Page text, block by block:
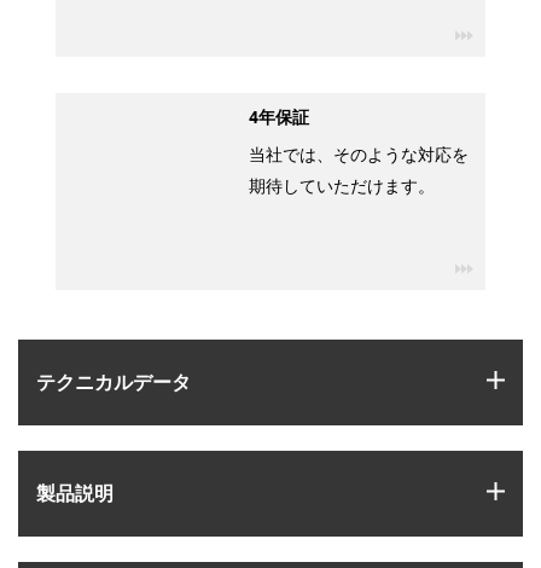
テクニカルデータ
製品説明
4年保証
当社では、そのような対応を
期待していただけます。